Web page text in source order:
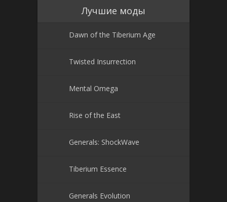
Лучшие моды
Dawn of the Tiberium Age
Twisted Insurrection
Mental Omega
Rise of the East
Generals: ShockWave
Tiberium Essence
Generals Evolution